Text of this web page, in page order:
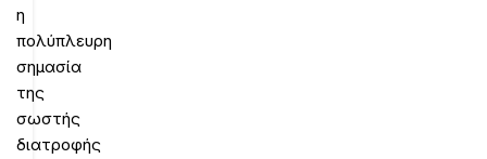
η
πολύπλευρη
σημασία
της
σωστής
διατροφής